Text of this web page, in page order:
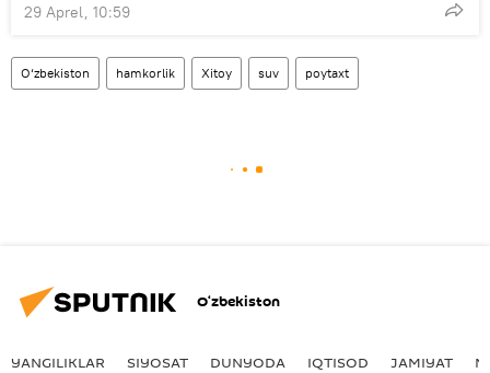
29 Aprel, 10:59
O‘zbekiston hamkorlik Xitoy suv poytaxt
O‘zbekiston
YANGILIKLAR SIYOSAT DUNYODA IQTISOD JAMIYAT